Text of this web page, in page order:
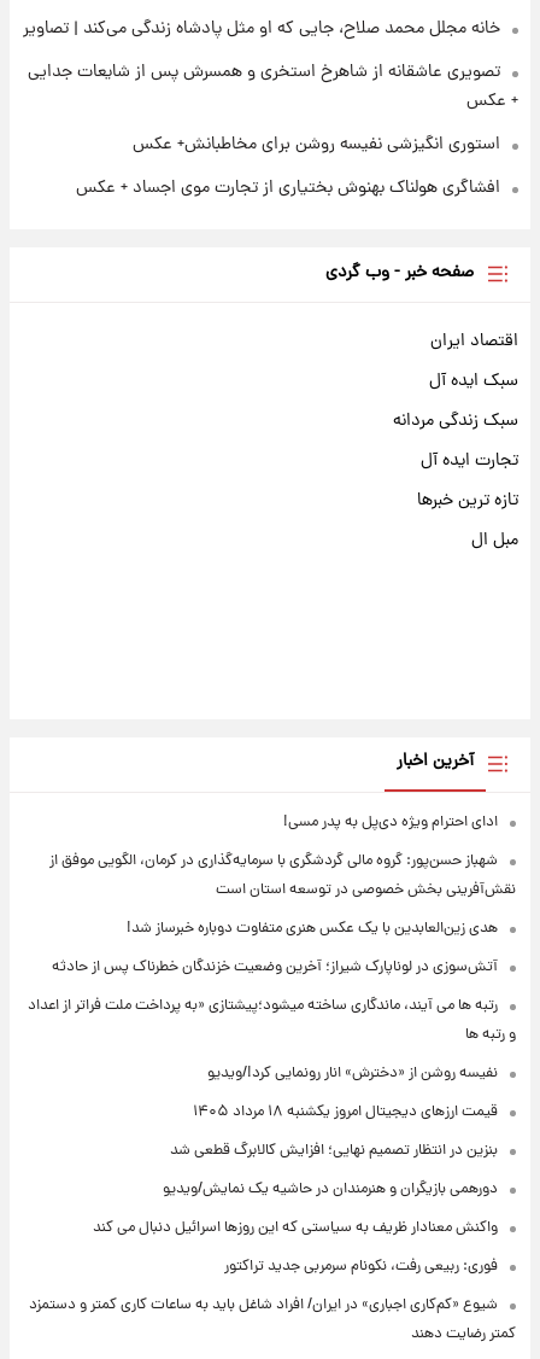
خانه مجلل محمد صلاح، جایی که او مثل پادشاه زندگی می‌کند | تصاویر
تصویری عاشقانه از شاهرخ استخری و همسرش پس از شایعات جدایی
+ عکس
استوری انگیزشی نفیسه روشن برای مخاطبانش+ عکس
افشاگری هولناک بهنوش بختیاری از تجارت موی اجساد + عکس
صفحه خبر - وب گردی
اقتصاد ایران
سبک ایده آل
سبک زندگی مردانه
تجارت ایده آل
تازه ترین خبرها
مبل ال
آخرین اخبار
ادای احترام ویژه دی‌پل به پدر مسی!
شهباز حسن‌پور: گروه مالی گردشگری با سرمایه‌گذاری در کرمان، الگویی موفق از
نقش‌آفرینی بخش خصوصی در توسعه استان است
هدی زین‌العابدین با یک عکس هنری متفاوت دوباره خبرساز شد!
آتش‌سوزی در لوناپارک شیراز؛ آخرین وضعیت خزندگان خطرناک پس از حادثه
رتبه ها می آیند، ماندگاری ساخته میشود؛پیشتازی «به پرداخت ملت فراتر از اعداد
و رتبه ها
نفیسه روشن از «دخترش» انار رونمایی کرد!/ویدیو
قیمت ارزهای دیجیتال امروز یکشنبه ۱۸ مرداد ۱۴۰۵
بنزین در انتظار تصمیم نهایی؛ افزایش کالابرگ قطعی شد
دورهمی بازیگران و هنرمندان در حاشیه یک نمایش/ویدیو
واکنش معنادار ظریف به سیاستی که این روزها اسرائیل دنبال می کند
فوری: ربیعی رفت، نکونام سرمربی جدید تراکتور
شیوع «کم‌کاری اجباری» در ایران/ افراد شاغل باید به ساعات کاری کمتر و دستمزد
کمتر رضایت دهند